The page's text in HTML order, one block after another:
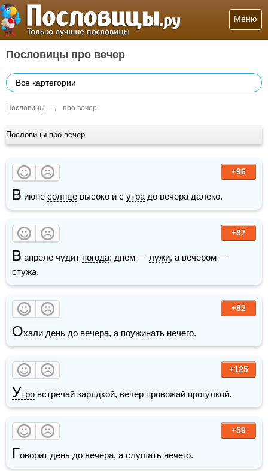
Меню
Пословицы про вечер
Все картегории
Пословицы → про вечер
Пословицы про вечер
+96
В июне солнце высоко и с утра до вечера далеко.
+87
В апреле чудит погода: днем — лужи, а вечером —
стужа.
+82
Охали день до вечера, а поужинать нечего.
+125
Утро встречай зарядкой, вечер провожай прогулкой.
+59
Говорит день до вечера, а слушать нечего.